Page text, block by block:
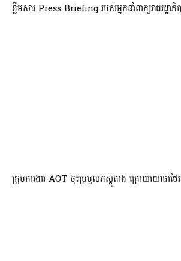
ខ្លឹមសារ Press Briefing របស់អ្នកនាំពាក្យរាជរដ្ឋ
ក្រុមការងារ AOT ចុះប្រមូលភស្តុតាង ក្រោយយោធាថ